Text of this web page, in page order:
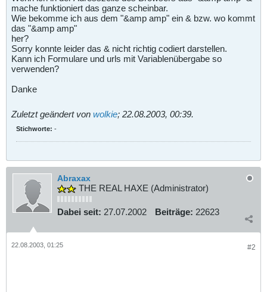
mache funktioniert das ganze scheinbar.
Wie bekomme ich aus dem "&amp amp" ein & bzw. wo kommt
das "&amp amp"
her?
Sorry konnte leider das & nicht richtig codiert darstellen.
Kann ich Formulare und urls mit Variablenübergabe so
verwenden?
Danke
Zuletzt geändert von wolkie; 22.08.2003, 00:39.
Stichworte: -
Abraxax
THE REAL HAXE (Administrator)
Dabei seit: 27.07.2002 Beiträge: 22623
#2
22.08.2003, 01:25